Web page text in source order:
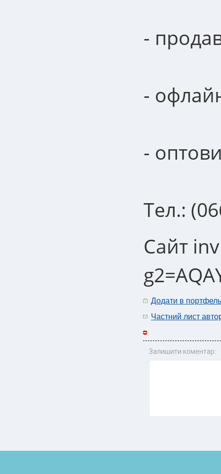
-
-
-
Тел.:
Сайт
Додати в портфель
Частний лист
Залишити коментар: